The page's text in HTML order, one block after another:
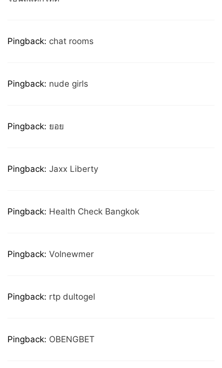
Pingback: chat rooms
Pingback: nude girls
Pingback: ยอย
Pingback: Jaxx Liberty
Pingback: Health Check Bangkok
Pingback: Volnewmer
Pingback: rtp dultogel
Pingback: OBENGBET